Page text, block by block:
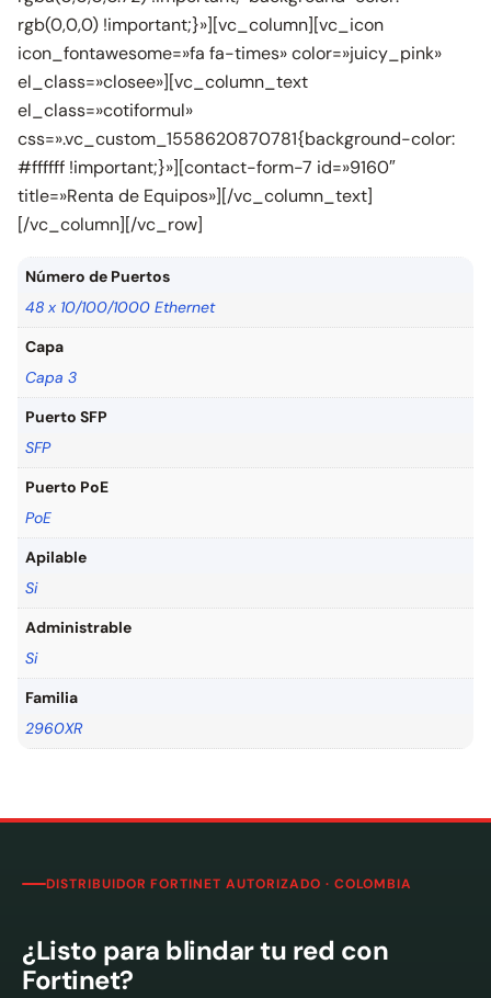
rgb(0,0,0) !important;}»][vc_column][vc_icon
icon_fontawesome=»fa fa-times» color=»juicy_pink»
el_class=»closee»][vc_column_text
el_class=»cotiformul»
css=».vc_custom_1558620870781{background-color:
#ffffff !important;}»][contact-form-7 id=»9160″
title=»Renta de Equipos»][/vc_column_text]
[/vc_column][/vc_row]
Número de Puertos
48 x 10/100/1000 Ethernet
Capa
Capa 3
Puerto SFP
SFP
Puerto PoE
PoE
Apilable
Si
Administrable
Si
Familia
2960XR
DISTRIBUIDOR FORTINET AUTORIZADO · COLOMBIA
¿Listo para blindar tu red con
Fortinet?